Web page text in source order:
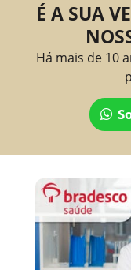
É A SUA
Há mais de 10